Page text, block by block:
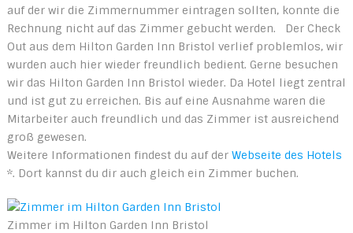
auf der wir die Zimmernummer eintragen sollten, konnte die
Rechnung nicht auf das Zimmer gebucht werden. Der Check
Out aus dem Hilton Garden Inn Bristol verlief problemlos, wir
wurden auch hier wieder freundlich bedient. Gerne besuchen
wir das Hilton Garden Inn Bristol wieder. Da Hotel liegt zentral
und ist gut zu erreichen. Bis auf eine Ausnahme waren die
Mitarbeiter auch freundlich und das Zimmer ist ausreichend
groß gewesen.
Weitere Informationen findest du auf der Webseite des Hotels
*. Dort kannst du dir auch gleich ein Zimmer buchen.
Zimmer im Hilton Garden Inn Bristol